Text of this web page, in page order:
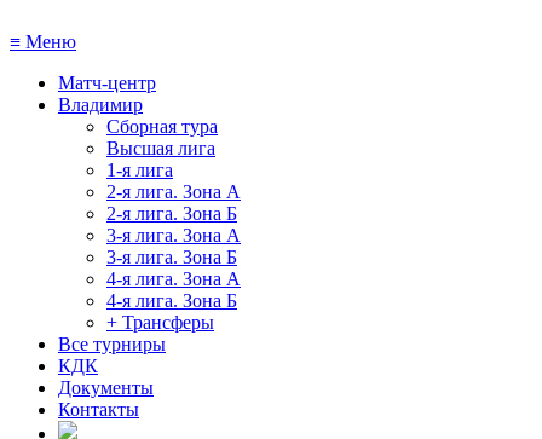
≡ Меню
Матч-центр
Владимир
Сборная тура
Высшая лига
1-я лига
2-я лига. Зона А
2-я лига. Зона Б
3-я лига. Зона А
3-я лига. Зона Б
4-я лига. Зона А
4-я лига. Зона Б
+ Трансферы
Все турниры
КДК
Документы
Контакты